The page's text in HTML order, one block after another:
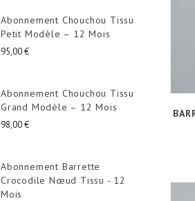
Abonnement Chouchou Tissu
Petit Modèle – 12 Mois
95,00 €Prix
Abonnement Chouchou Tissu
Grand Modèle – 12 Mois
98,00 €Prix
Abonnement Barrette
Crocodile Nœud Tissu - 12
Mois